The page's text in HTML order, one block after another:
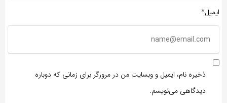
ایمیل*
ذخیره نام، ایمیل و وبسایت من در مرورگر برای زمانی که دوباره
دیدگاهی می‌نویسم.